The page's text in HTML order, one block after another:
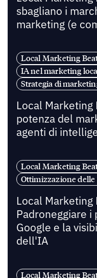
sbagliano i
marketing (e
Local Marketing
IA nel marketing
Strategia di
Local
potenza del
agenti di
Local Marketing
Ottimizzazione delle
Local
Padroneggiare
Google e la
dell'IA
Local Marketing